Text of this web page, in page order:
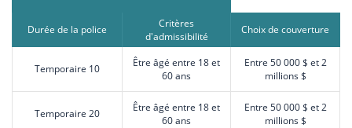
Durée de la police
Critères
d'admissibilité
Choix de couverture
Temporaire 10
Être âgé entre 18 et
60 ans
Entre 50 000 $ et 2
millions $
Temporaire 20
Être âgé entre 18 et
60 ans
Entre 50 000 $ et 2
millions $